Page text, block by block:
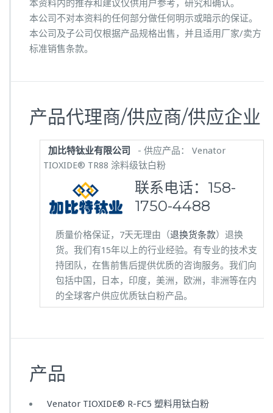
本资料内的推荐和建议仅供用户参考，研究和确认。
本公司不对本资料的任何部分做任何明示或暗示的保证。
本公司及子公司仅根据产品规格出售，并且适用厂家/卖方
标准销售条款。
产品代理商/供应商/供应企业
加比特钛业有限公司
- 供应产品： Venator
TIOXIDE® TR88 涂料级钛白粉
联系电话： 158-
1750-4488
质量价格保证，7天无理由（退换货条款）退换
货。我们有15年以上的行业经验。有专业的技术支
持团队，在售前售后提供优质的咨询服务。我们向
包括中国，日本，印度，美洲，欧洲，非洲等在内
的全球客户供应优质钛白粉产品。
产品
Venator TIOXIDE® R-FC5 塑料用钛白粉